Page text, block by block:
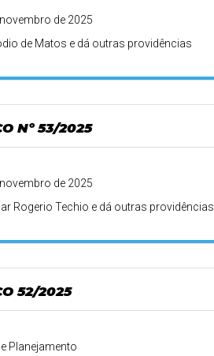
de 2025
de Matos e dá outras providências
Nº 53/2025
de 2025
Rogerio Techio e dá outras providências.
52/2025
Planejamento